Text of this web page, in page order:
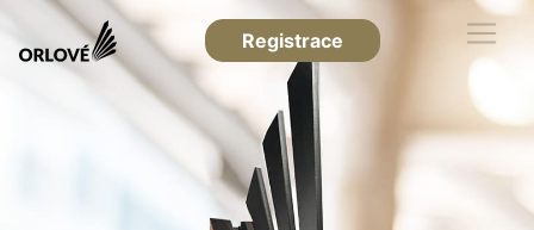
Registrace